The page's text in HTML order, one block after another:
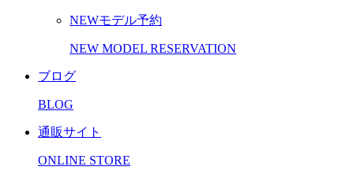
NEWモデル予約
NEW MODEL RESERVATION
ブログ
BLOG
通販サイト
ONLINE STORE